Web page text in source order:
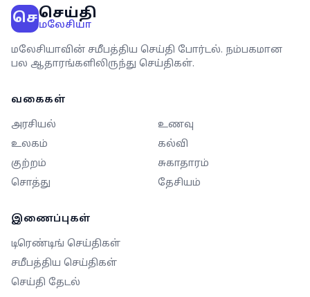
செசெய்தி
மலேசியா
மலேசியாவின் சமீபத்திய செய்தி போர்டல். நம்பகமான
பல ஆதாரங்களிலிருந்து செய்திகள்.
வகைகள்
அரசியல்
உணவு
உலகம்
கல்வி
குற்றம்
சுகாதாரம்
சொத்து
தேசியம்
இணைப்புகள்
டிரெண்டிங் செய்திகள்
சமீபத்திய செய்திகள்
செய்தி தேடல்